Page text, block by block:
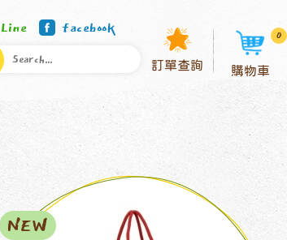
Line facebook
訂單查詢 購物車
0
NEW